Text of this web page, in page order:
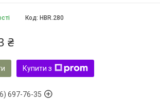
Код: HBR.280
₴
Купити з
697-76-35